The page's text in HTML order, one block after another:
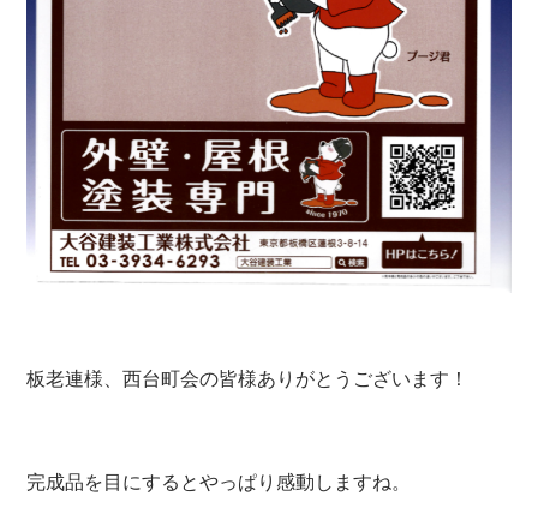
板老連様、西台町会の皆様ありがとうございます！
完成品を目にするとやっぱり感動しますね。